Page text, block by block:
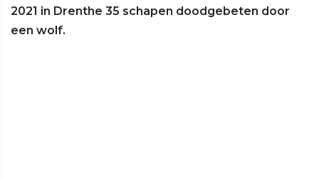
2021 in Drenthe 35 schapen doodgebeten door
een wolf.